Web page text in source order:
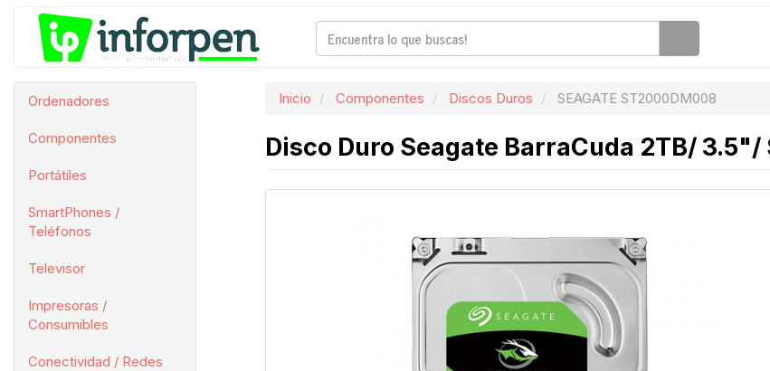
Ordenadores
Componentes
Portátiles
SmartPhones /
Teléfonos
Televisor
Impresoras /
Consumibles
Conectividad / Redes
Inicio Componentes Discos Duros SEAGATE ST2000DM008
Disco Duro Seagate BarraCuda 2TB/ 3.5"/